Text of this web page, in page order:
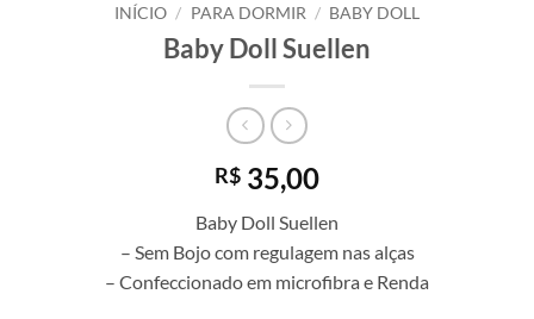
INÍCIO / PARA DORMIR / BABY DOLL
Baby Doll Suellen
R$ 35,00
Baby Doll Suellen
– Sem Bojo com regulagem nas alças
– Confeccionado em microfibra e Renda